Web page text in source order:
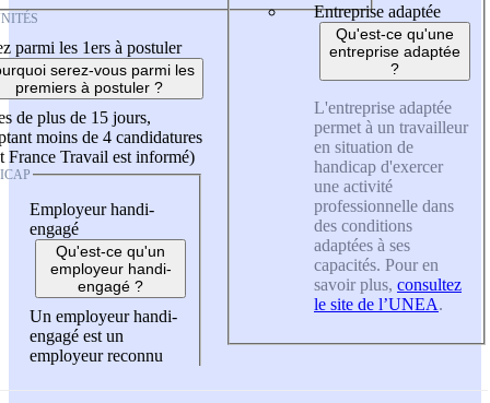
parmi les 1ers à postuler
serez-vous parmi les
premiers à postuler ?
de plus de 15 jours,
moins de 4 candidatures
France Travail est informé)
Employeur handi-
engagé
Qu'est-ce qu'un
employeur handi-
engagé ?
Un employeur handi-
engagé est un
employeur reconnu
Entreprise adaptée
Qu'est-ce qu'une
entreprise adaptée
?
L'entreprise adaptée
permet à un travailleur
en situation de
handicap d'exercer
une activité
professionnelle dans
des conditions
adaptées à ses
capacités. Pour en
savoir plus, consultez
le site de l’UNEA.